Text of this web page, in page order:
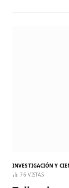
INVESTIGACIÓN Y
76VISTAS